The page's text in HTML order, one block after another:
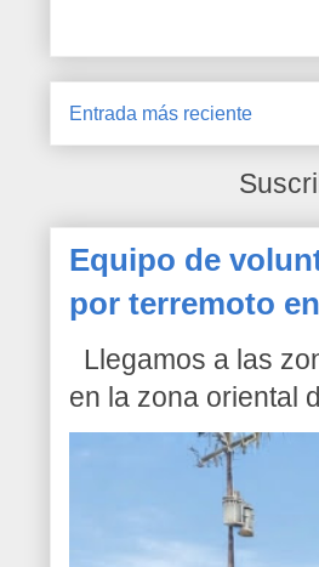
Entrada más reciente
Equipo de
por terremoto
Llegamos a las
en la zona oriental